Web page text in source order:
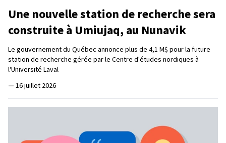
Une nouvelle station de recherche sera
construite à Umiujaq, au Nunavik
Le gouvernement du Québec annonce plus de 4,1 M$ pour la future
station de recherche gérée par le Centre d'études nordiques à
l'Université Laval
— 16 juillet 2026